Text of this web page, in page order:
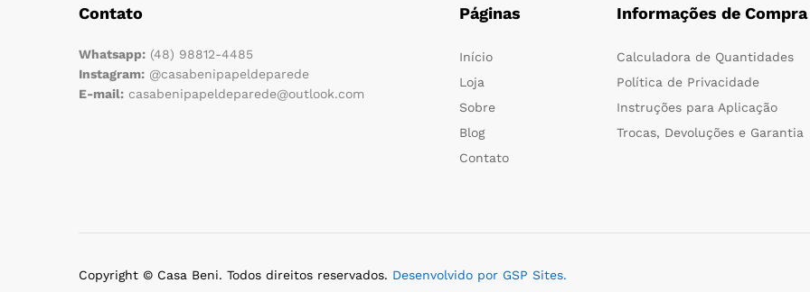
Contato
Whatsapp: (48) 98812-4485
Instagram: @casabenipapeldeparede
E-mail: casabenipapeldeparede@outlook.com
Páginas
Início
Loja
Sobre
Blog
Contato
Informações de Compra
Calculadora de Quantidades
Política de Privacidade
Instruções para Aplicação
Trocas, Devoluções e Garantia
Copyright © Casa Beni. Todos direitos reservados. Desenvolvido por GSP Sites.